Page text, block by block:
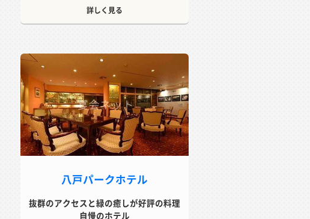
詳しく見る
八戸パークホテル
抜群のアクセスと緑の癒しが好評の料理
自慢のホテル